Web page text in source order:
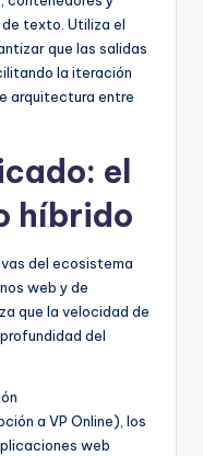
texto. Utiliza el
que las salidas
la iteración
arquitectura entre
el
híbrido
del ecosistema
web y de
que la velocidad de
del
a VP Online), los
web